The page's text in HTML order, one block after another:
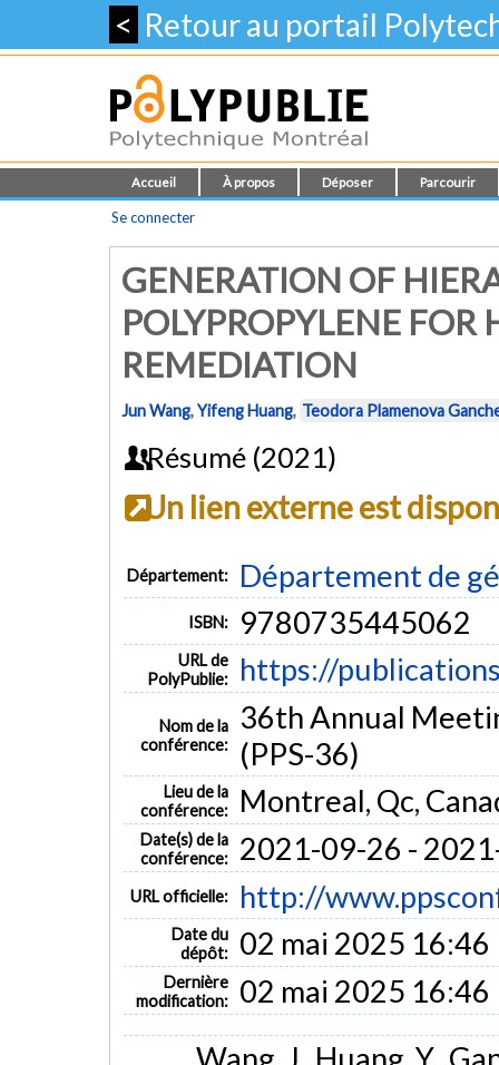
< Retour au portail
Accueil À propos Déposer Parcourir
Se connecter
GENERATION OF
POLYPROPYLENE
REMEDIATION
Jun Wang,Yifeng Huang, Teodora Plamenova
Résumé (2021)
Un lien externe est
Département: Département de
ISBN: 9780735445062
URL de
PolyPublie:
https://
Nom de la
conférence:
36th Annual
(PPS-36)
Lieu de la
conférence:
Montreal, Qc,
Date(s) de la
conférence:
2021-09-26 -
URL officielle: http://
Date du
dépôt:
02 mai 2025 16:46
Dernière
modification:
02 mai 2025 16:46